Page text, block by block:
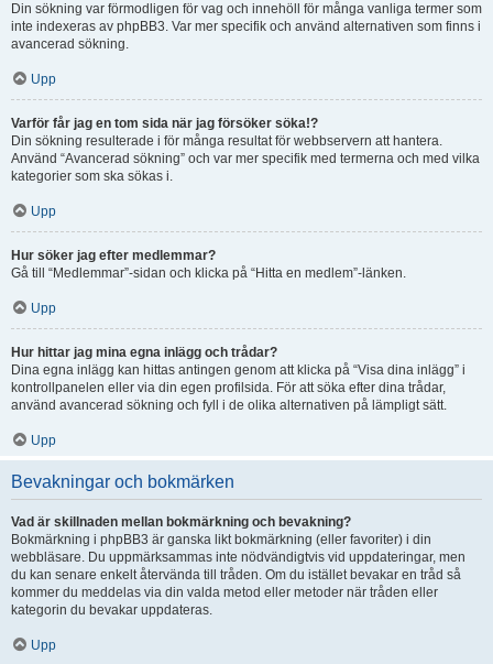
Din sökning var förmodligen för vag och innehöll för många vanliga termer som
inte indexeras av phpBB3. Var mer specifik och använd alternativen som finns i
avancerad sökning.
Upp
Varför får jag en tom sida när jag försöker söka!?
Din sökning resulterade i för många resultat för webbservern att hantera.
Använd “Avancerad sökning” och var mer specifik med termerna och med vilka
kategorier som ska sökas i.
Upp
Hur söker jag efter medlemmar?
Gå till “Medlemmar”-sidan och klicka på “Hitta en medlem”-länken.
Upp
Hur hittar jag mina egna inlägg och trådar?
Dina egna inlägg kan hittas antingen genom att klicka på “Visa dina inlägg” i
kontrollpanelen eller via din egen profilsida. För att söka efter dina trådar,
använd avancerad sökning och fyll i de olika alternativen på lämpligt sätt.
Upp
Bevakningar och bokmärken
Vad är skillnaden mellan bokmärkning och bevakning?
Bokmärkning i phpBB3 är ganska likt bokmärkning (eller favoriter) i din
webbläsare. Du uppmärksammas inte nödvändigtvis vid uppdateringar, men
du kan senare enkelt återvända till tråden. Om du istället bevakar en tråd så
kommer du meddelas via din valda metod eller metoder när tråden eller
kategorin du bevakar uppdateras.
Upp